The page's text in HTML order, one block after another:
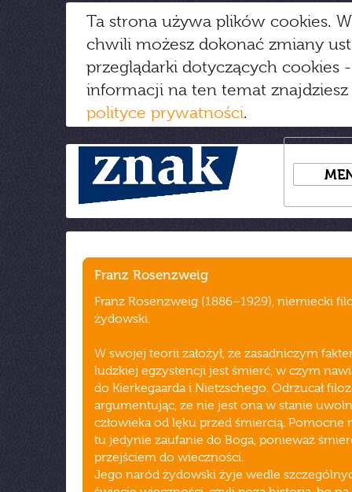
Ta strona używa plików cookies.
chwili możesz dokonać zmiany
przeglądarki dotyczących cookies
informacji na ten temat
polityce prywatności.
Franz Rosenzweig
Franz Rosenzweig (1886–1929), niemiecki
żydowski.
W swojej teorii założył, że zasadniczym
ludzkiej egzystencji jest śmierć, w czym
do Kierkegaarda i Nietzschego. Odrzucał
argumentując, ze nie jest ona w stanie
człowieka od lęku przed śmiercią. Pomocne
tu jedynie zaufanie do Boga, ponieważ
przejściem do wieczności.
Jego naród żydowski żyje wedle